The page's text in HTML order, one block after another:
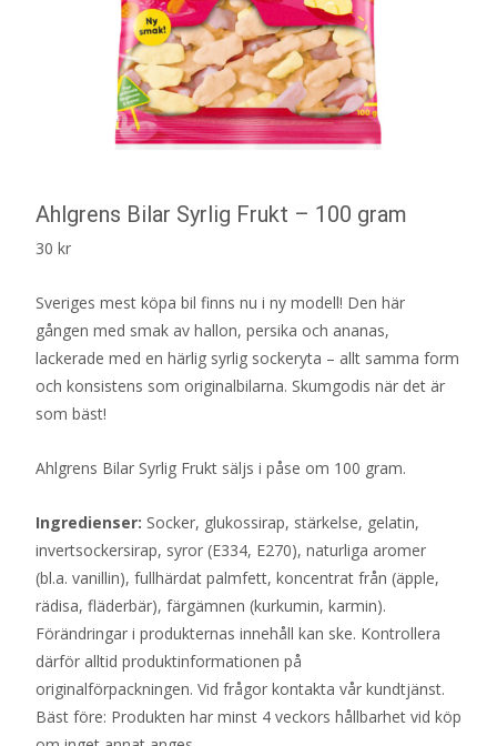
Ahlgrens Bilar Syrlig Frukt – 100 gram
30 kr
Sveriges mest köpa bil finns nu i ny modell! Den här
gången med smak av hallon, persika och ananas,
lackerade med en härlig syrlig sockeryta – allt samma form
och konsistens som originalbilarna. Skumgodis när det är
som bäst!
Ahlgrens Bilar Syrlig Frukt säljs i påse om 100 gram.
Ingredienser: Socker, glukossirap, stärkelse, gelatin,
invertsockersirap, syror (E334, E270), naturliga aromer
(bl.a. vanillin), fullhärdat palmfett, koncentrat från (äpple,
rädisa, fläderbär), färgämnen (kurkumin, karmin).
Förändringar i produkternas innehåll kan ske. Kontrollera
därför alltid produktinformationen på
originalförpackningen. Vid frågor kontakta vår kundtjänst.
Bäst före: Produkten har minst 4 veckors hållbarhet vid köp